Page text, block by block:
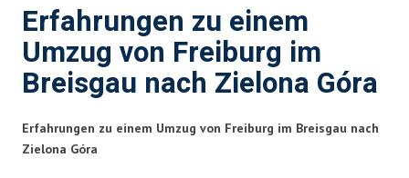
Erfahrungen zu einem
Umzug von Freiburg im
Breisgau nach Zielona Góra
Erfahrungen zu einem Umzug von Freiburg im Breisgau nach
Zielona Góra